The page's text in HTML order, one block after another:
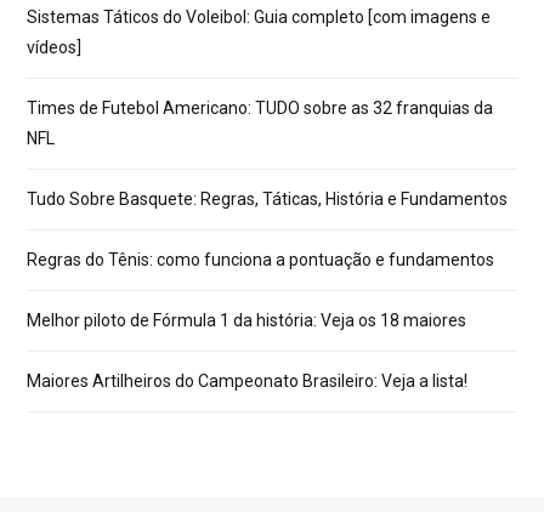
Sistemas Táticos do Voleibol: Guia completo [com imagens e
vídeos]
Times de Futebol Americano: TUDO sobre as 32 franquias da
NFL
Tudo Sobre Basquete: Regras, Táticas, História e Fundamentos
Regras do Tênis: como funciona a pontuação e fundamentos
Melhor piloto de Fórmula 1 da história: Veja os 18 maiores
Maiores Artilheiros do Campeonato Brasileiro: Veja a lista!